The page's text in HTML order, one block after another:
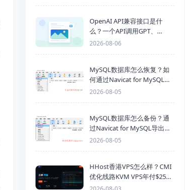
OpenAI API兼容接口是什
么？一个API调用GPT、
Claude、Gemini、DeepSeek
2026-08-06
MySQL数据库怎么恢复？如
何通过Navicat for MySQL导
入SQL备份文件
2026-08-05
MySQL数据库怎么备份？通
过Navicat for MySQL导出
Mysql数据库为SQL格式备份
2026-08-05
HHost香港VPS怎么样？CMI
优化线路KVM VPS年付$25
起，4GB内存优惠套餐